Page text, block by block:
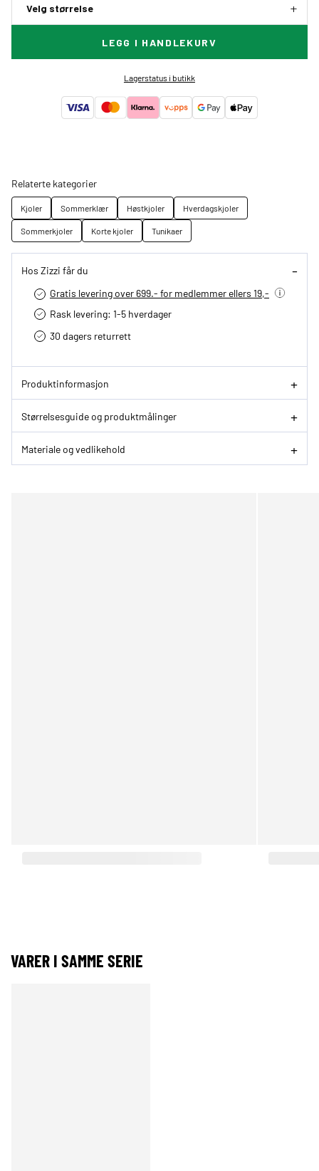
Velg størrelse
LEGG I HANDLEKURV
Lagerstatus i butikk
Relaterte kategorier
Kjoler Sommerklær Høstkjoler
Hverdagskjoler
Sommerkjoler
Korte kjoler Tunikaer
Hos Zizzi får du
Gratis levering over 699.- for medlemmer ellers 19,-
Rask levering: 1-5 hverdager
30 dagers returrett
Produktinformasjon
Størrelsesguide og produktmålinger
Materiale og vedlikehold
VARER I SAMME SERIE